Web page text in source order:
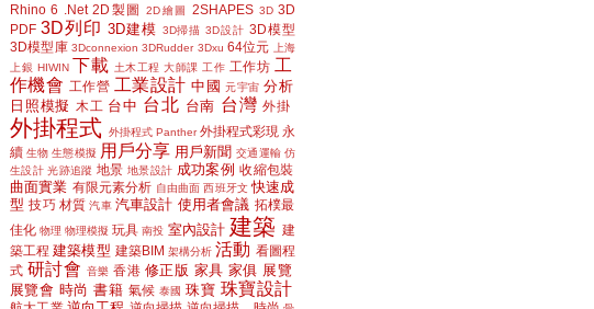
Rhino 6
.Net 2D製圖 2D繪圖 2SHAPES 3D 3D
PDF 3D列印 3D建模 3D掃描 3D設計 3D模型
3D模型庫 3Dconnexion 3DRudder 3Dxu 64位元
上海
上銀 HIWIN 下載 土木工程 大師課 工作 工作坊 工
作機會 工作營 工業設計 中國 元宇宙 分析
日照模擬
木工 台中 台北 台南 台灣 外掛
外掛程式 外掛程式 Panther 外掛程式彩現 永
續 生物 生態模擬 用戶分享 用戶新聞 交通運輸 仿
生設計 光跡追蹤 地景 地景設計 成功案例 收縮包裝
曲面實業 有限元素分析 自由曲面 西班牙文 快速成
型 技巧 材質 汽車 汽車設計 使用者會議 拓樸最
佳化 物理 物理模擬 玩具 南投 室內設計 建築 建
築工程 建築模型 建築BIM 架構分析 活動 看圖程
式 研討會 音樂 香港 修正版 家具 家俱 展覽
展覽會 時尚 書籍 氣候 泰國 珠寶 珠寶設計